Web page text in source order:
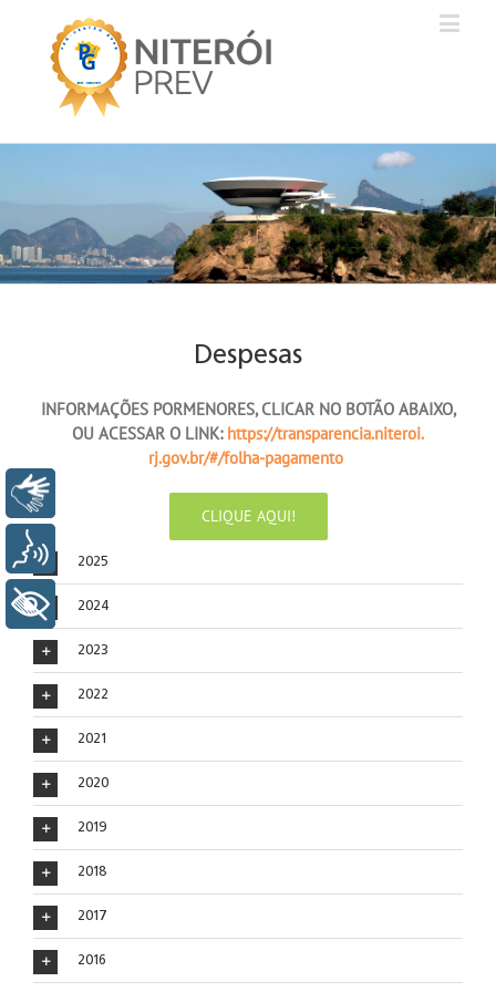
Despesas
INFORMAÇÕES PORMENORES, CLICAR NO BOTÃO ABAIXO,
OU ACESSAR O LINK: https://transparencia.niteroi.
rj.gov.br/#/folha-pagamento
CLIQUE AQUI!
2025
2024
2023
2022
2021
2020
2019
2018
2017
2016
+ Acessibilidade